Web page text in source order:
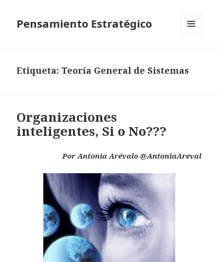
Pensamiento Estratégico
Etiqueta: Teoría General de Sistemas
Organizaciones
inteligentes, Si o No???
Por Antonia Arévalo @AntoniaAreval